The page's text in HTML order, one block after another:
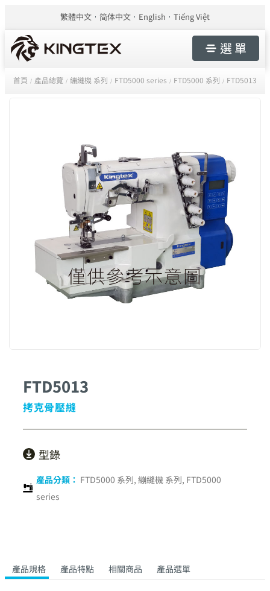
繁體中文 简体中文 English Tiếng Việt
選 單
首頁 / 產品總覽 / 繃縫機 系列 / FTD5000 series / FTD5000 系列 / FTD5013
FTD5013
拷克骨壓縫
型錄
產品分類： FTD5000 系列, 繃縫機 系列, FTD5000
series
產品規格 產品特點 相關商品 產品選單